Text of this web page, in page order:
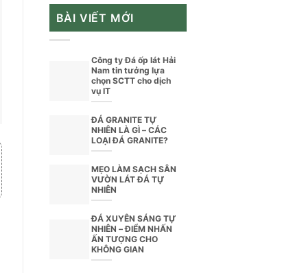
BÀI VIẾT MỚI
Công ty Đá ốp lát Hải
Nam tin tưởng lựa
chọn SCTT cho dịch
vụ IT
ĐÁ GRANITE TỰ
NHIÊN LÀ GÌ – CÁC
LOẠI ĐÁ GRANITE?
MẸO LÀM SẠCH SÂN
VƯỜN LÁT ĐÁ TỰ
NHIÊN
ĐÁ XUYÊN SÁNG TỰ
NHIÊN – ĐIỂM NHẤN
ẤN TƯỢNG CHO
KHÔNG GIAN